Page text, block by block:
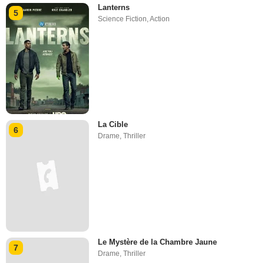
5
Lanterns
Science Fiction,Action
6
La Cible
Drame,Thriller
7
Le Mystère de la Chambre Jaune
Drame ,Thriller